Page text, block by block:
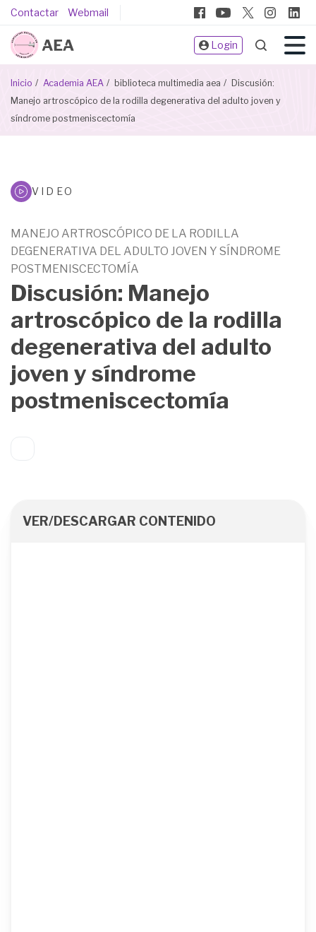
Pasar
contenido
principal
Pie
de
página
Contactar Webmail
Login
Sobrescribir
enlaces
de
ayuda
navegación
Inicio Academia AEA biblioteca multimedia aea
Discusión:
Manejo artroscópico de la rodilla degenerativa del adulto joven y
síndrome postmeniscectomía
Biblioteca
Multimeda
VIDEO
MANEJO ARTROSCÓPICO DE LA RODILLA
DEGENERATIVA DEL ADULTO JOVEN Y SÍNDROME
POSTMENISCECTOMÍA
Discusión: Manejo
artroscópico de la rodilla
degenerativa del adulto
joven y síndrome
postmeniscectomía
VER/DESCARGAR CONTENIDO